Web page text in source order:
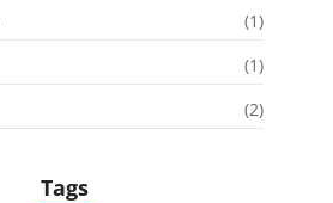
(1)
(1)
(2)
Tags